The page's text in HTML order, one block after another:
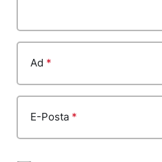
Ad *
E-Posta *